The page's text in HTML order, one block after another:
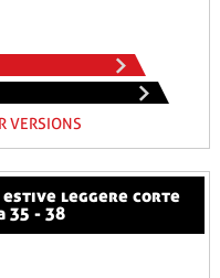
VERSIONS
35 - 38